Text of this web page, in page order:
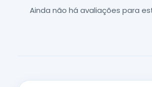
Ainda não há avaliações para